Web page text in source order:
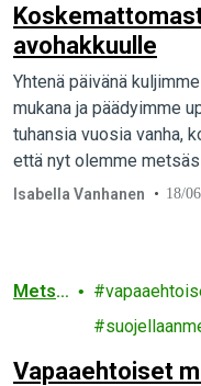
avohakkuulle
Yhtenä päivänä
mukana ja päädyimme
tuhansia vuosia vanha,
että nyt olemme
olleet, ja jollaista suurin
Isabella Vanhanen 18/
Metsä
Vapaaehtoiset